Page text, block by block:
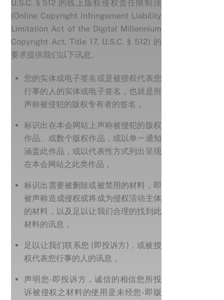
U.S.C. § 512 的线上版权侵权责任限制法
(Online Copyright Infringement Liability
Limitation Act of the Digital Millennium
Copyright Act, Title 17, U.S.C. § 512) 的
要求提供我们以下讯息。
您的实体或电子签名或是被授权代表您
行事的人的实体或电子签名，也就是所
声称被侵犯的版权专有者的签名，
标识出在本会网站上声称被侵犯的版权
作品、或数个版权作品，或以单一通知
涵盖此作品，或以代表性方式列出呈现
在本会网站之此类作品，
标识出需要被删除或被禁用的材料，即
被声称造成侵权或将成为侵权活动主体
的材料，以及足以让我们合理的找到此
材料的讯息，
足以让我们联系您 (即投诉方)，或被授
权代表您行事的人的讯息，
声明您-即投诉方，诚信的相信您所投
诉被侵权之材料的使用是未经您-即版